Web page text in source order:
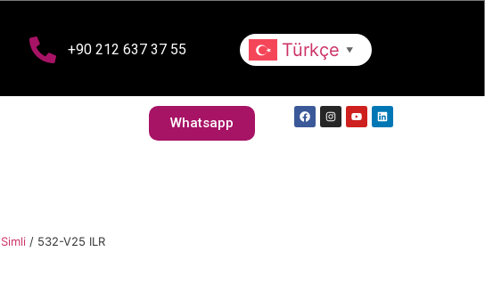
+90 212 637 37 55 Türkçe ▼
Whatsapp
Simli/ 532-V25 ILR